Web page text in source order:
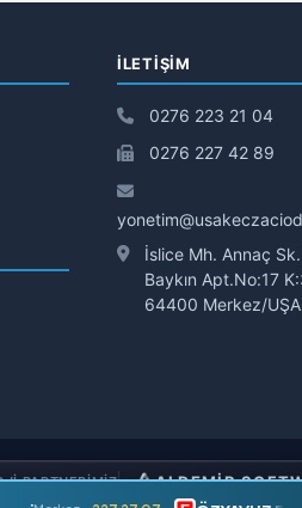
İLETIŞIM
0276 223 21 04
0276 227 42 89
İslice Mh. Annaç
Baykın Apt.No:17
64400 Merkez/
PARTNERIMIZ ALDEMİR